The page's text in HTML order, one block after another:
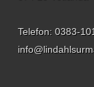
Telefon: 0383-